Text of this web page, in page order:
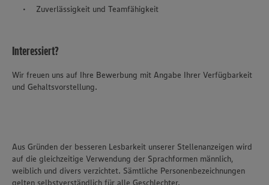
Zuverlässigkeit und Teamfähigkeit
Interessiert?
Wir freuen uns auf Ihre Bewerbung mit Angabe Ihrer Verfügbarkeit
und Gehaltsvorstellung.
Aus Gründen der besseren Lesbarkeit unserer Stellenanzeigen wird
auf die gleichzeitige Verwendung der Sprachformen männlich,
weiblich und divers verzichtet. Sämtliche Personenbezeichnungen
gelten selbstverständlich für alle Geschlechter.